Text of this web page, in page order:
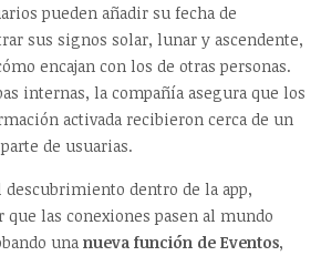
pueden añadir su fecha de
sus signos solar, lunar y ascendente,
encajan con los de otras personas.
internas, la compañía asegura que los
activada recibieron cerca de un
de usuarias.
descubrimiento dentro de la app,
las conexiones pasen al mundo
unanueva función de Eventos,